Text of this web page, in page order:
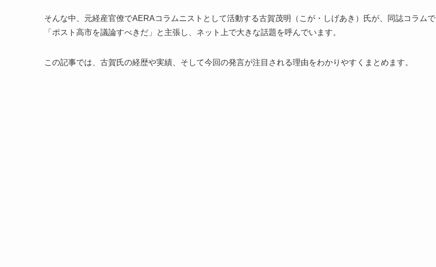
そんな中、元経産官僚でAERAコラムニストとして活動する古賀茂明（こが・しげあき）氏が、同誌コラムで
「ポスト高市を議論すべきだ」と主張し、ネット上で大きな話題を呼んでいます。
この記事では、古賀氏の経歴や実績、そして今回の発言が注目される理由をわかりやすくまとめます。